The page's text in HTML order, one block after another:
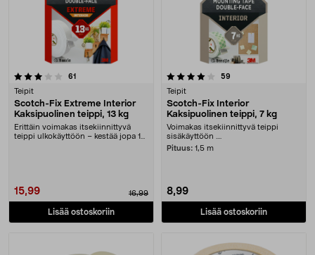
61
Teipit
Scotch-Fix Extreme Interior
Kaksipuolinen teippi, 13 kg
Erittäin voimakas itsekiinnittyvä
teippi ulkokäyttöön – kestää jopa 13
15,99 16,99
Lisää ostoskoriin
4.0 viidestä tähdestä 59
Teipit
Scotch-Fix Interior
Kaksipuolinen teippi, 7 kg
Voimakas itsekiinnittyvä teippi
sisäkäyttöön ....
Pituus: 1,5 m
8,99
Lisää ostoskoriin